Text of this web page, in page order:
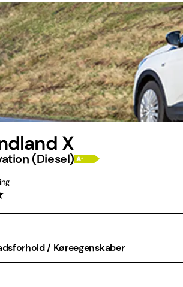
X
(Diesel)
/ Køreegenskaber